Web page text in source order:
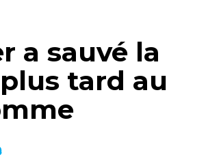
a sauvé la
tard au